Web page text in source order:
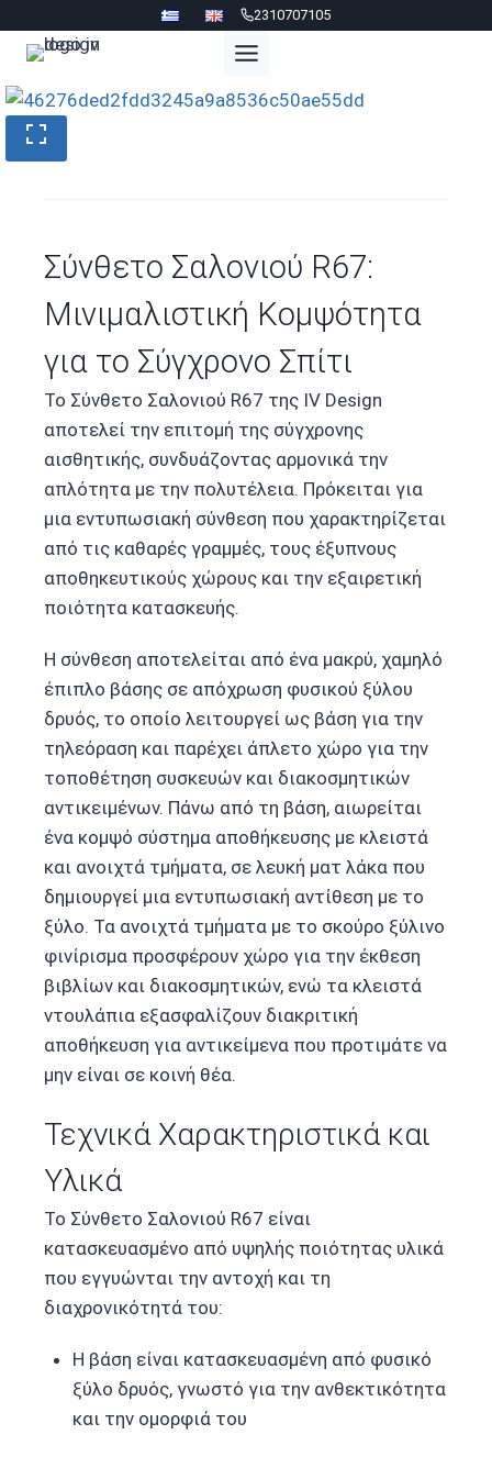
2310707105
Σύνθετο Σαλονιού R67:
Μινιμαλιστική Κομψότητα
για το Σύγχρονο Σπίτι
Το Σύνθετο Σαλονιού R67 της IV Design
αποτελεί την επιτομή της σύγχρονης
αισθητικής, συνδυάζοντας αρμονικά την
απλότητα με την πολυτέλεια. Πρόκειται για
μια εντυπωσιακή σύνθεση που χαρακτηρίζεται
από τις καθαρές γραμμές, τους έξυπνους
αποθηκευτικούς χώρους και την εξαιρετική
ποιότητα κατασκευής.
Η σύνθεση αποτελείται από ένα μακρύ, χαμηλό
έπιπλο βάσης σε απόχρωση φυσικού ξύλου
δρυός, το οποίο λειτουργεί ως βάση για την
τηλεόραση και παρέχει άπλετο χώρο για την
τοποθέτηση συσκευών και διακοσμητικών
αντικειμένων. Πάνω από τη βάση, αιωρείται
ένα κομψό σύστημα αποθήκευσης με κλειστά
και ανοιχτά τμήματα, σε λευκή ματ λάκα που
δημιουργεί μια εντυπωσιακή αντίθεση με το
ξύλο. Τα ανοιχτά τμήματα με το σκούρο ξύλινο
φινίρισμα προσφέρουν χώρο για την έκθεση
βιβλίων και διακοσμητικών, ενώ τα κλειστά
ντουλάπια εξασφαλίζουν διακριτική
αποθήκευση για αντικείμενα που προτιμάτε να
μην είναι σε κοινή θέα.
Τεχνικά Χαρακτηριστικά και
Υλικά
Το Σύνθετο Σαλονιού R67 είναι
κατασκευασμένο από υψηλής ποιότητας υλικά
που εγγυώνται την αντοχή και τη
διαχρονικότητά του:
Η βάση είναι κατασκευασμένη από φυσικό
ξύλο δρυός, γνωστό για την ανθεκτικότητα
και την ομορφιά του